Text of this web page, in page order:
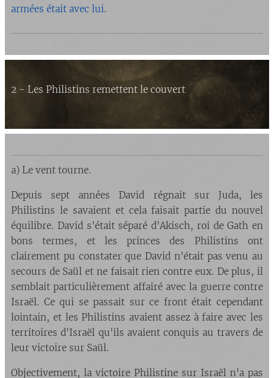
armées était avec lui.
2 - Les Philistins remettent le couvert
a) Le vent tourne.
Depuis sept années David régnait sur Juda, les
Philistins le savaient et cela faisait partie du nouvel
équilibre. David s'était séparé d'Akisch, roi de Gath en
bons termes, et les princes des Philistins ont
clairement pu constater que David n'était pas venu au
secours de Saül et ne faisait rien contre eux. De plus, il
semblait particulièrement affairé avec la guerre contre
Israël. Ce qui se passait sur ce front était cependant
lointain, et les Philistins avaient assez à faire avec les
territoires d'Israël qu'ils avaient conquis au travers de
leur victoire sur Saül.
Objectivement, la victoire Philistine sur Israël n'a pas